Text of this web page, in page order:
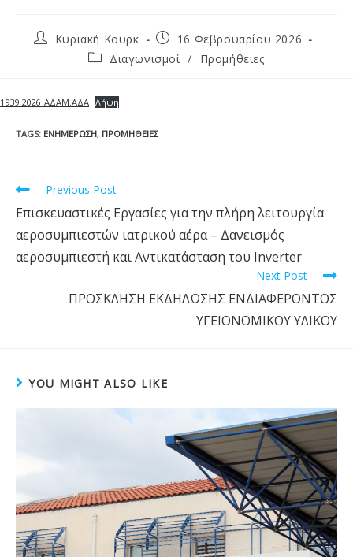
Κυριακή Κουρκ
16 Φεβρουαρίου 2026
Διαγωνισμοί / Προμήθειες
1939.2026_ΑΔΑΜ.ΑΔΑ Λήψη
TAGS: ΕΝΗΜΈΡΩΣΗ, ΠΡΟΜΉΘΕΙΕΣ
Previous Post
Επισκευαστικές Εργασίες για την πλήρη λειτουργία
αεροσυμπιεστών ιατρικού αέρα – Δανεισμός
αεροσυμπιεστή και Αντικατάσταση του Inverter
Next Post
ΠΡΟΣΚΛΗΣΗ ΕΚΔΗΛΩΣΗΣ ΕΝΔΙΑΦΕΡΟΝΤΟΣ
ΥΓΕΙΟΝΟΜΙΚΟΥ ΥΛΙΚΟΥ
YOU MIGHT ALSO LIKE